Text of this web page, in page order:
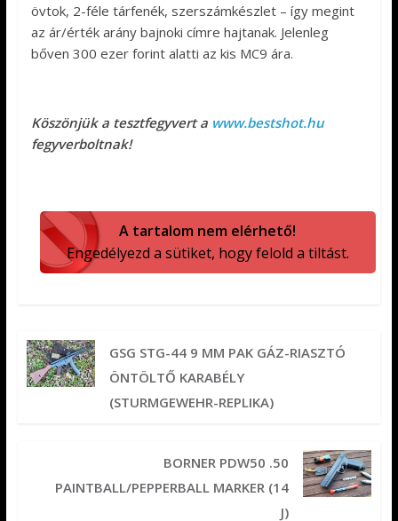
övtok, 2-féle tárfenék, szerszámkészlet – így megint
az ár/érték arány bajnoki címre hajtanak. Jelenleg
bőven 300 ezer forint alatti az kis MC9 ára.
Köszönjük a tesztfegyvert a www.bestshot.hu
fegyverboltnak!
A tartalom nem elérhető!
Engedélyezd a sütiket, hogy felold a tiltást.
GSG STG-44 9 MM PAK GÁZ-RIASZTÓ
ÖNTÖLTŐ KARABÉLY
(STURMGEWEHR-REPLIKA)
BORNER PDW50 .50
PAINTBALL/PEPPERBALL MARKER (14
J)